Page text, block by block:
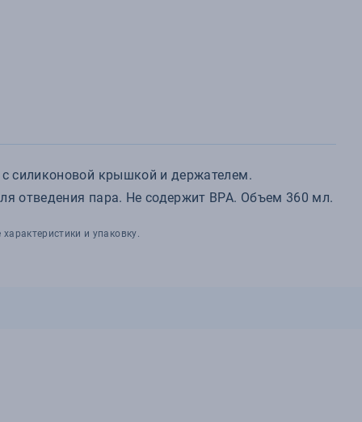
силиконовой крышкой и держателем.
отведения пара. Не содержит BPA. Объем 360 мл.
и упаковку.